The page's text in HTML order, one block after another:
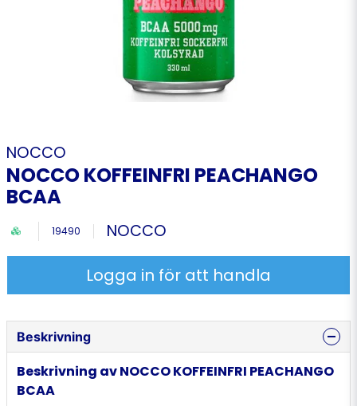
NOCCO
NOCCO KOFFEINFRI PEACHANGO
BCAA
19490 NOCCO
Logga in för att handla
Beskrivning
Beskrivning av NOCCO KOFFEINFRI PEACHANGO
BCAA